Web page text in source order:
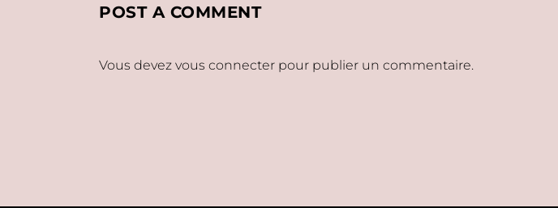
POST A COMMENT
Vous devez vous connecter pour publier un commentaire.